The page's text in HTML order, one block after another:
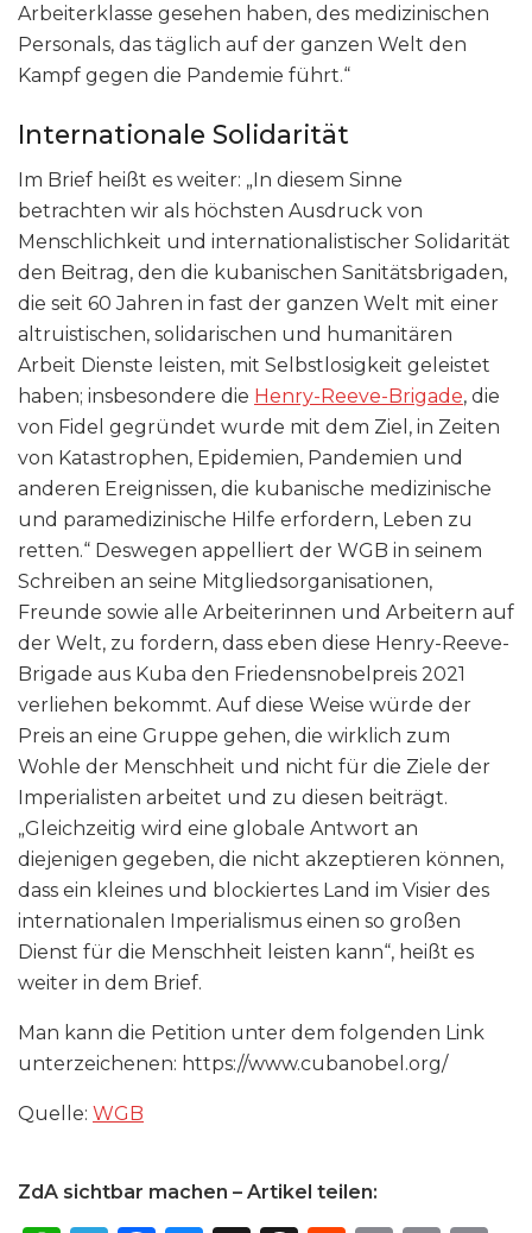
Arbeiterklasse gesehen haben, des medizinischen
Personals, das täglich auf der ganzen Welt den
Kampf gegen die Pandemie führt.“
Internationale Solidarität
Im Brief heißt es weiter: „In diesem Sinne
betrachten wir als höchsten Ausdruck von
Menschlichkeit und internationalistischer Solidarität
den Beitrag, den die kubanischen Sanitätsbrigaden,
die seit 60 Jahren in fast der ganzen Welt mit einer
altruistischen, solidarischen und humanitären
Arbeit Dienste leisten, mit Selbstlosigkeit geleistet
haben; insbesondere die Henry-Reeve-Brigade, die
von Fidel gegründet wurde mit dem Ziel, in Zeiten
von Katastrophen, Epidemien, Pandemien und
anderen Ereignissen, die kubanische medizinische
und paramedizinische Hilfe erfordern, Leben zu
retten.“ Deswegen appelliert der WGB in seinem
Schreiben an seine Mitgliedsorganisationen,
Freunde sowie alle Arbeiterinnen und Arbeitern auf
der Welt, zu fordern, dass eben diese Henry-Reeve-
Brigade aus Kuba den Friedensnobelpreis 2021
verliehen bekommt. Auf diese Weise würde der
Preis an eine Gruppe gehen, die wirklich zum
Wohle der Menschheit und nicht für die Ziele der
Imperialisten arbeitet und zu diesen beiträgt.
„Gleichzeitig wird eine globale Antwort an
diejenigen gegeben, die nicht akzeptieren können,
dass ein kleines und blockiertes Land im Visier des
internationalen Imperialismus einen so großen
Dienst für die Menschheit leisten kann“, heißt es
weiter in dem Brief.
Man kann die Petition unter dem folgenden Link
unterzeichenen: https://​www​.cubanobel​.org/
Quelle: WGB
ZdA sichtbar machen – Artikel teilen: